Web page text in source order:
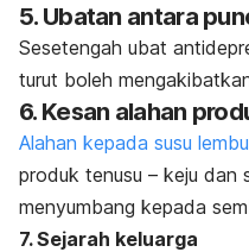
5. Ubatan antara
Sesetengah ubat
turut boleh
6. Kesan alahan
Alahan kepada susu lembu
produk tenusu – keju dan
menyumbang kepada
7. Sejarah keluarga